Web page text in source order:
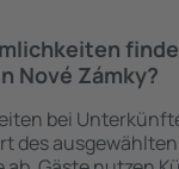
Nové Zámky?
bei
des